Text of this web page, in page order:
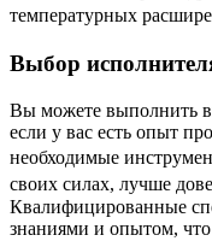
температурных
Выбор
Вы можете выполнить
если у вас есть опыт
необходимые
своих силах, лучше
Квалифицированные
знаниями и опытом, что